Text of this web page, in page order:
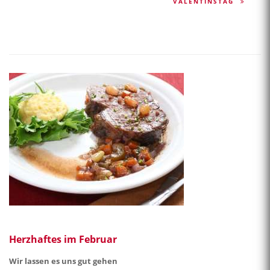
Herzhaftes im Februar
Wir lassen es uns gut gehen